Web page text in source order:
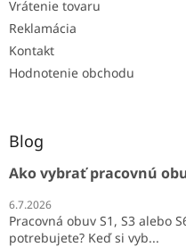
Vrátenie tovaru
Reklamácia
Kontakt
Hodnotenie obchodu
Blog
Ako vybrať pracovnú
6.7.2026
Pracovná obuv S1, S3 alebo
potrebujete? Keď si vyb...